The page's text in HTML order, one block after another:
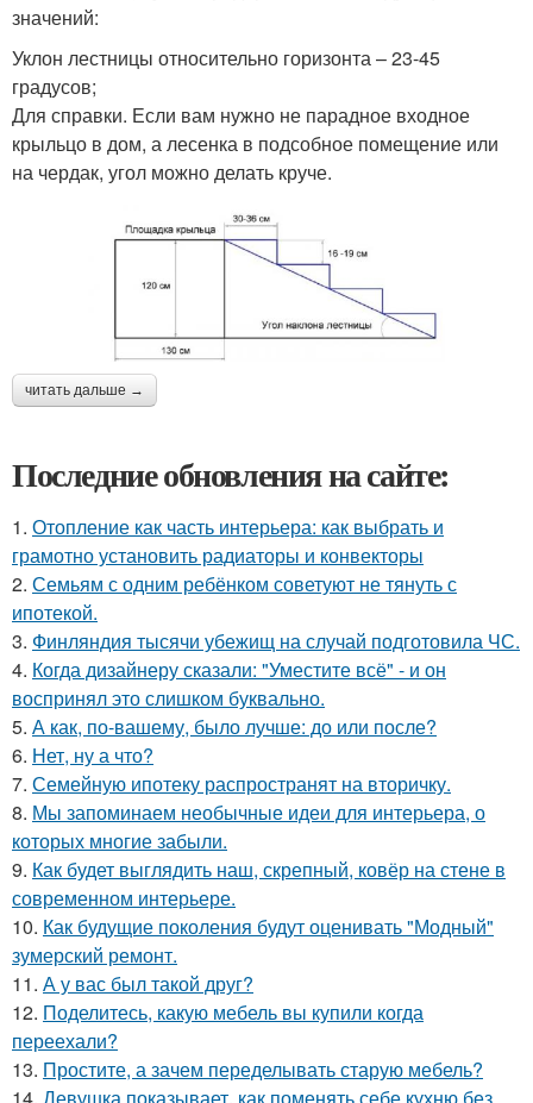
значений:
Уклон лестницы относительно горизонта – 23-45
градусов;
Для справки. Если вам нужно не парадное входное
крыльцо в дом, а лесенка в подсобное помещение или
на чердак, угол можно делать круче.
читать дальше →
Последние обновления на сайте:
1. Отопление как часть интерьера: как выбрать и
грамотно установить радиаторы и конвекторы
2. Семьям с одним ребёнком советуют не тянуть с
ипотекой.
3. Финляндия тысячи убежищ на случай подготовила ЧС.
4. Когда дизайнеру сказали: "Уместите всё" - и он
воспринял это слишком буквально.
5. А как, по-вашему, было лучше: до или после?
6. Нет, ну а что?
7. Семейную ипотеку распространят на вторичку.
8. Мы запоминаем необычные идеи для интерьера, о
которых многие забыли.
9. Как будет выглядить наш, скрепный, ковёр на стене в
современном интерьере.
10. Как будущие поколения будут оценивать "Модный"
зумерский ремонт.
11. А у вас был такой друг?
12. Поделитесь, какую мебель вы купили когда
переехали?
13. Простите, а зачем переделывать старую мебель?